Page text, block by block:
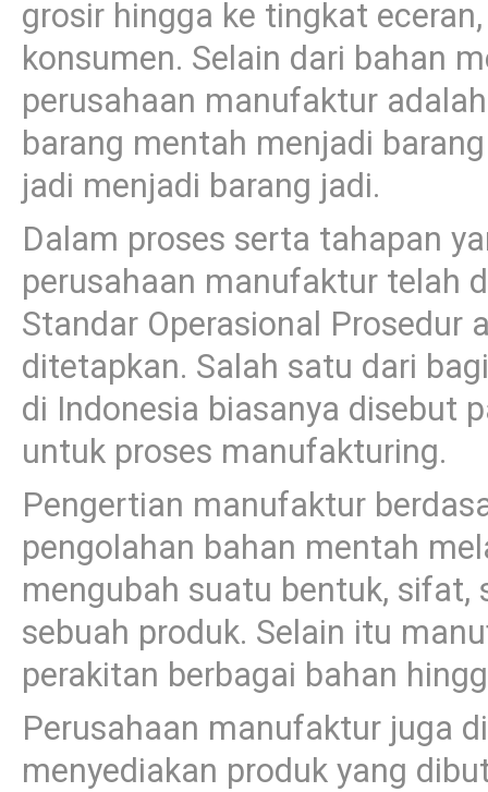
grosir hingga ke tingkat
konsumen. Selain dari bahan
perusahaan manufaktur
barang mentah menjadi
jadi menjadi barang jadi.
Dalam proses serta tahapan
perusahaan manufaktur telah
Standar Operasional Prosedur
ditetapkan. Salah satu dari
di Indonesia biasanya disebut
untuk proses manufakturing.
Pengertian manufaktur
pengolahan bahan mentah
mengubah suatu bentuk,
sebuah produk. Selain itu
perakitan berbagai bahan
Perusahaan manufaktur juga
menyediakan produk yang